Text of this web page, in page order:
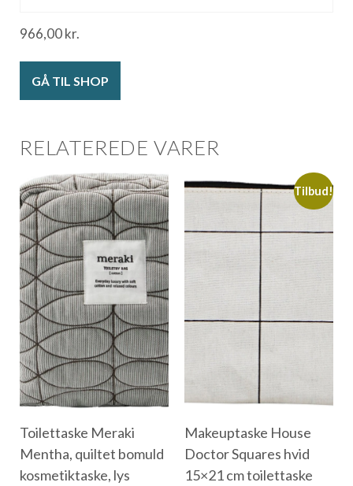
966,00kr.
GÅ TIL SHOP
RELATEREDE VARER
Toilettaske Meraki
Mentha, quiltet bomuld
kosmetiktaske, lys
Tilbud!
Makeuptaske House
Doctor Squares hvid
15×21 cm toilettaske